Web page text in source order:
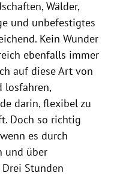
Wälder,
und unbefestigtes
Kein Wunder
ebenfalls immer
auf diese Art von
losfahren,
darin, flexibel zu
Doch so richtig
es durch
und über
Stunden